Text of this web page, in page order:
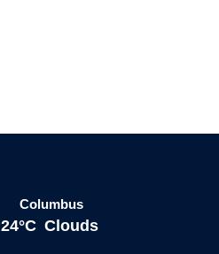
Columbus
24°C Clouds